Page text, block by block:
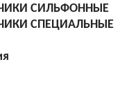
СИЛЬФОННЫЕ
СПЕЦИАЛЬНЫЕ